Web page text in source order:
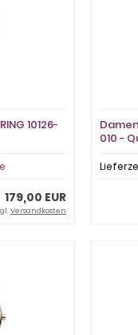
10126-
179,00 EUR
Versandkosten
010 -